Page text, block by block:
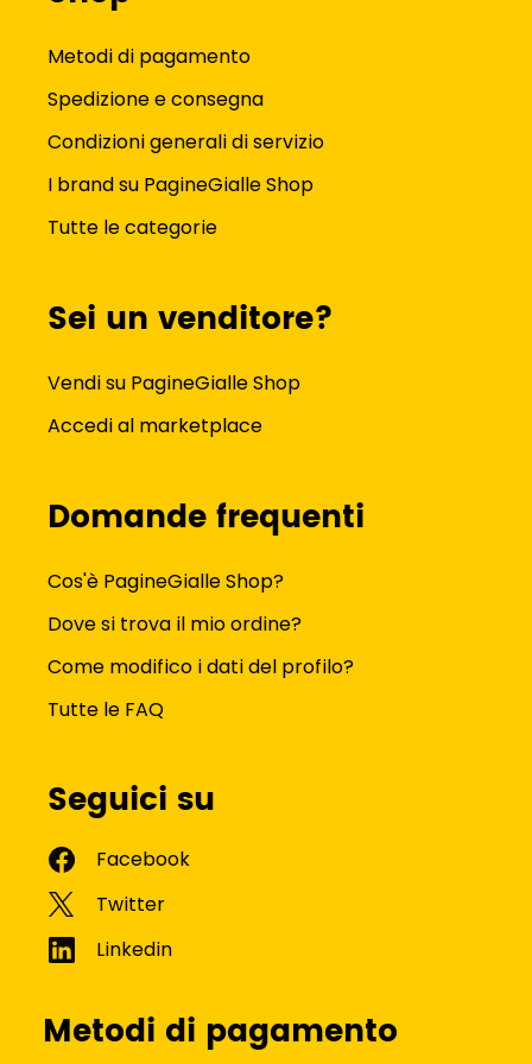
Metodi di pagamento
Spedizione e consegna
Condizioni generali di servizio
I brand su PagineGialle Shop
Tutte le categorie
Sei un venditore?
Vendi su PagineGialle Shop
Accedi al marketplace
Domande frequenti
Cos'è PagineGialle Shop?
Dove si trova il mio ordine?
Come modifico i dati del profilo?
Tutte le FAQ
Seguici su
Metodi di pagamento